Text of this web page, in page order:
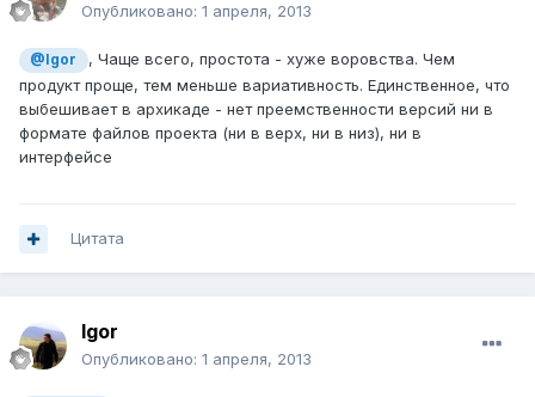
Опубликовано: 1 апреля, 2013
@Igor
, Чаще всего, простота - хуже воровства. Чем
продукт проще, тем меньше вариативность. Единственное, что
выбешивает в архикаде - нет преемственности версий ни в
формате файлов проекта (ни в верх, ни в низ), ни в
интерфейсе
Цитата
Igor
Опубликовано: 1 апреля, 2013